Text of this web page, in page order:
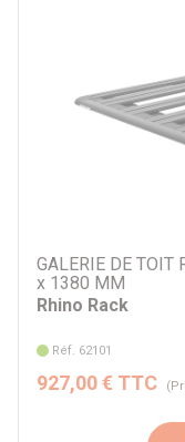
GALERIE DE TOIT
x 1380 MM
Rhino Rack
Réf. 62101
927,00 € TTC